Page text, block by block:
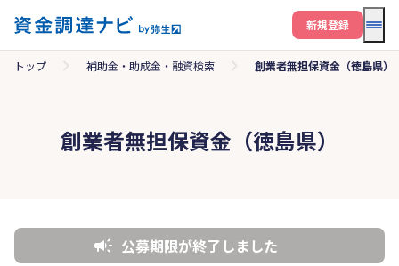
メ
新規登録
トップ 補助金・助成金・融資検索 創業者無担保資金（徳島県）
創業者無担保資金（徳島県）
公募期限が終了しました